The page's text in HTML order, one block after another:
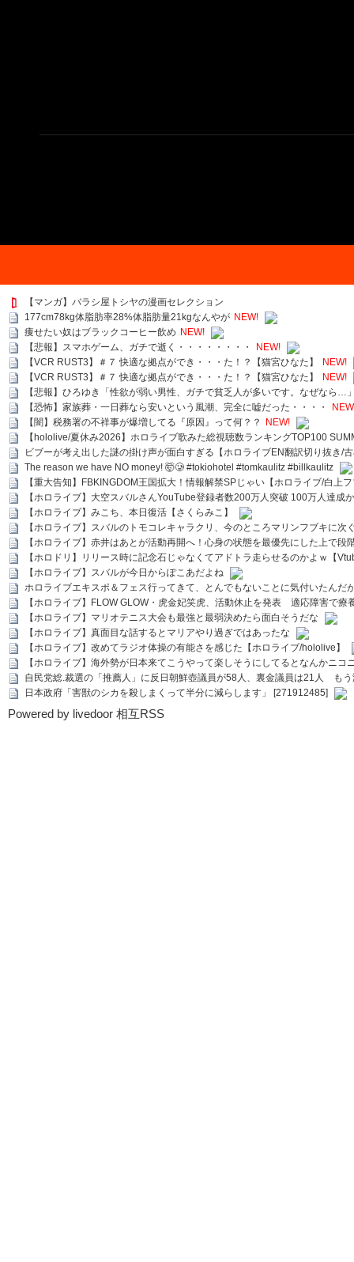
【マンガ】バラシ屋トシヤの漫画セレクション
177cm78kg体脂肪率28%体脂肪量21kgなんやが NEW!
痩せたい奴はブラックコーヒー飲め NEW!
【悲報】スマホゲーム、ガチで逝く・・・・・・・・
NEW!
【VCR RUST3】＃７ 快適な拠点ができ・・・た！？【猫宮ひなた】
NEW!
【VCR RUST3】＃７ 快適な拠点ができ・・・た！？【猫宮ひなた】
NEW!
【悲報】ひろゆき「性欲が弱い男性、ガチで貧乏人が多いです。なぜなら…
【恐怖】家族葬・一日葬なら安いという風潮、完全に嘘だった・・・・
【闇】税務署の不祥事が爆増してる『原因』って何？？
NEW!
【hololive/夏休み2026】ホロライブ歌みた総視聴数ランキングTOP100
ビブーが考え出した謎の掛け声が面白すぎる【ホロライブEN翻訳切り抜き/
The reason we have NO money! 🤯🥲 #tokiohotel #tomkaulitz #billkaulitz
【重大告知】FBKINGDOM王国拡大！情報解禁SPじゃい【ホロライブ/白上
【ホロライブ】大空スバルさんYouTube登録者数200万人突破 100万人達成
【ホロライブ】みこち、本日復活【さくらみこ】
【ホロライブ】スバルのトモコレキャラクリ、今のところマリンフブキに
【ホロライブ】赤井はあとが活動再開へ！心身の状態を最優先にした上で段
【ホロドリ】リリース時に記念石じゃなくてアドトラ走らせるのかよｗ【
【ホロライブ】スバルが今日からぽこあだよね
ホロライブエキスポ＆フェス行ってきて、とんでもないことに気付いたんだ
【ホロライブ】FLOW GLOW・虎金妃笑虎、活動休止を発表 適応障害で療
【ホロライブ】マリオテニス大会も最強と最弱決めたら面白そうだな
【ホロライブ】真面目な話するとマリアやり過ぎではあったな
【ホロライブ】改めてラジオ体操の有能さを感じた【ホロライブ/hololive】
【ホロライブ】海外勢が日本来てこうやって楽しそうにしてるとなんかニコ
自民党総.裁選の「推薦人」に反日朝鮮壺議員が58人、裏金議員は21人 も
日本政府「害獣のシカを殺しまくって半分に減らします」 [271912485]
Powered by livedoor 相互RSS